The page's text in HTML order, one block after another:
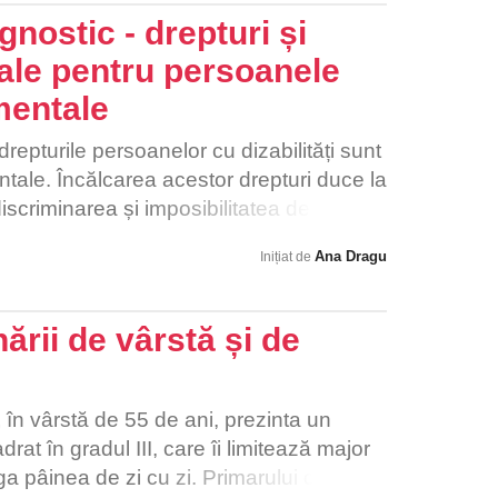
- drepturi și
pentru persoanele
persoanelor cu dizabilități sunt
Încălcarea acestor drepturi duce la
și imposibilitatea de
cu sprijinul adecvat, pot să trăiască o
lipsa ajutorului și implicării din
locale agravează situațiile de
persoane se află. Ignorate ca și
și cum locul lor nu ar fi în comunitate,
o povară, nerespectate ca
doar o încălcare gravă a drepturilor
Inițiat de Ana Dragu
de vârstă și de
vârstă de 55 de ani, prezinta un
în gradul III, care îi limitează major
pâinea de zi cu zi. Primarului comunei